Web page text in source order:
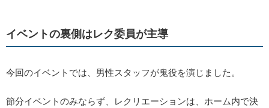
イベントの裏側はレク委員が主導
今回のイベントでは、男性スタッフが鬼役を演じました。
節分イベントのみならず、レクリエーションは、ホーム内で決